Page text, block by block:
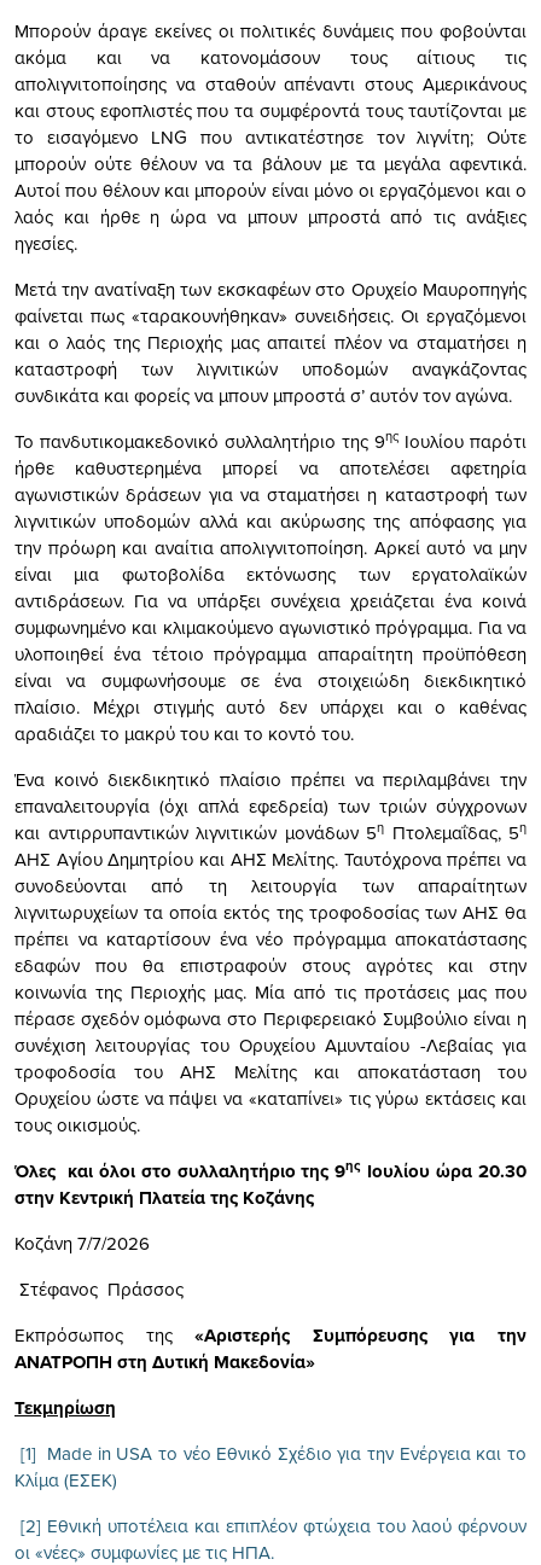
Μπορούν άραγε εκείνες οι πολιτικές δυνάμεις που φοβούνται
ακόμα και να κατονομάσουν τους αίτιους τις
απολιγνιτοποίησης να σταθούν απέναντι στους Αμερικάνους
και στους εφοπλιστές που τα συμφέροντά τους ταυτίζονται με
το εισαγόμενο LNG που αντικατέστησε τον λιγνίτη; Ούτε
μπορούν ούτε θέλουν να τα βάλουν με τα μεγάλα αφεντικά.
Αυτοί που θέλουν και μπορούν είναι μόνο οι εργαζόμενοι και ο
λαός και ήρθε η ώρα να μπουν μπροστά από τις ανάξιες
ηγεσίες.
Μετά την ανατίναξη των εκσκαφέων στο Ορυχείο Μαυροπηγής
φαίνεται πως «ταρακουνήθηκαν» συνειδήσεις. Οι εργαζόμενοι
και ο λαός της Περιοχής μας απαιτεί πλέον να σταματήσει η
καταστροφή των λιγνιτικών υποδομών αναγκάζοντας
συνδικάτα και φορείς να μπουν μπροστά σ’ αυτόν τον αγώνα.
Το πανδυτικομακεδονικό συλλαλητήριο της 9ης Ιουλίου παρότι
ήρθε καθυστερημένα μπορεί να αποτελέσει αφετηρία
αγωνιστικών δράσεων για να σταματήσει η καταστροφή των
λιγνιτικών υποδομών αλλά και ακύρωσης της απόφασης για
την πρόωρη και αναίτια απολιγνιτοποίηση. Αρκεί αυτό να μην
είναι μια φωτοβολίδα εκτόνωσης των εργατολαϊκών
αντιδράσεων. Για να υπάρξει συνέχεια χρειάζεται ένα κοινά
συμφωνημένο και κλιμακούμενο αγωνιστικό πρόγραμμα. Για να
υλοποιηθεί ένα τέτοιο πρόγραμμα απαραίτητη προϋπόθεση
είναι να συμφωνήσουμε σε ένα στοιχειώδη διεκδικητικό
πλαίσιο. Μέχρι στιγμής αυτό δεν υπάρχει και ο καθένας
αραδιάζει το μακρύ του και το κοντό του.
Ένα κοινό διεκδικητικό πλαίσιο πρέπει να περιλαμβάνει την
επαναλειτουργία (όχι απλά εφεδρεία) των τριών σύγχρονων
και αντιρρυπαντικών λιγνιτικών μονάδων 5η Πτολεμαΐδας, 5η
ΑΗΣ Αγίου Δημητρίου και ΑΗΣ Μελίτης. Ταυτόχρονα πρέπει να
συνοδεύονται από τη λειτουργία των απαραίτητων
λιγνιτωρυχείων τα οποία εκτός της τροφοδοσίας των ΑΗΣ θα
πρέπει να καταρτίσουν ένα νέο πρόγραμμα αποκατάστασης
εδαφών που θα επιστραφούν στους αγρότες και στην
κοινωνία της Περιοχής μας. Μία από τις προτάσεις μας που
πέρασε σχεδόν ομόφωνα στο Περιφερειακό Συμβούλιο είναι η
συνέχιση λειτουργίας του Ορυχείου Αμυνταίου -Λεβαίας για
τροφοδοσία του ΑΗΣ Μελίτης και αποκατάσταση του
Ορυχείου ώστε να πάψει να «καταπίνει» τις γύρω εκτάσεις και
τους οικισμούς.
Όλες και όλοι στο συλλαλητήριο της 9ης Ιουλίου ώρα 20.30
στην Κεντρική Πλατεία της Κοζάνης
Κοζάνη 7/7/2026
Στέφανος Πράσσος
Εκπρόσωπος της«Αριστερής Συμπόρευσης για την
ΑΝΑΤΡΟΠΗ στη Δυτική Μακεδονία»
Τεκμηρίωση
[1] Μade in USA το νέο Εθνικό Σχέδιο για την Ενέργεια και το
Κλίμα (ΕΣΕΚ)
[2] Εθνική υποτέλεια και επιπλέον φτώχεια του λαού φέρνουν
οι «νέες» συμφωνίες με τις ΗΠΑ.